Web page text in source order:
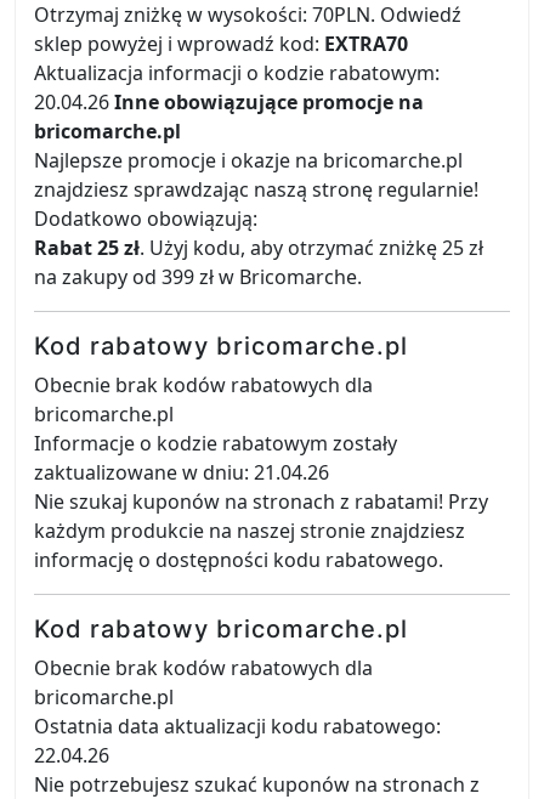
Otrzymaj zniżkę w wysokości: 70PLN. Odwiedź
sklep powyżej i wprowadź kod: EXTRA70
Aktualizacja informacji o kodzie rabatowym:
20.04.26Inne obowiązujące promocje na
bricomarche.pl
Najlepsze promocje i okazje na bricomarche.pl
znajdziesz sprawdzając naszą stronę regularnie!
Dodatkowo obowiązują:
Rabat 25 zł. Użyj kodu, aby otrzymać zniżkę 25 zł
na zakupy od 399 zł w Bricomarche.
Kod rabatowy bricomarche.pl
Obecnie brak kodów rabatowych dla
bricomarche.pl
Informacje o kodzie rabatowym zostały
zaktualizowane w dniu: 21.04.26
Nie szukaj kuponów na stronach z rabatami! Przy
każdym produkcie na naszej stronie znajdziesz
informację o dostępności kodu rabatowego.
Kod rabatowy bricomarche.pl
Obecnie brak kodów rabatowych dla
bricomarche.pl
Ostatnia data aktualizacji kodu rabatowego:
22.04.26
Nie potrzebujesz szukać kuponów na stronach z